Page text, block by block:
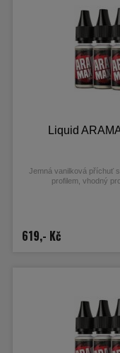
Liquid
Jemná vanilková příchuť
profilem, vhodný
619,- Kč